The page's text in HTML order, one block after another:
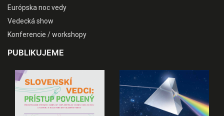
Európska noc vedy
Vedecká show
Konferencie / workshopy
PUBLIKUJEME